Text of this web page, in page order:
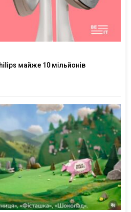
майже 10 мільйонів